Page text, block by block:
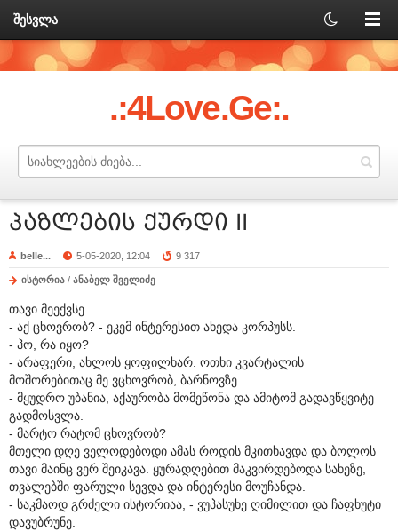
შესვლა
.:4Love.Ge:.
პაზლების ქურდი II
belle... 5-05-2020, 12:04 9 317
ისტორია / ანაბელ შველიძე
თავი მეექვსე
- აქ ცხოვრობ? - ეკემ ინტერესით ახედა კორპუსს.
- ჰო, რა იყო?
- არაფერი, ახლოს ყოფილხარ. ოთხი კვარტალის
მოშორებითაც მე ვცხოვრობ, ბარნოვზე.
- მყუდრო უბანია, აქაურობა მომეწონა და ამიტომ გადავწყვიტე
გადმოსვლა.
- მარტო რატომ ცხოვრობ?
მთელი დღე ველოდებოდი ამას როდის მკითხავდა და ბოლოს
თავი მაინც ვერ შეიკავა. ყურადღებით მაკვირდებოდა სახეზე,
თვალებში ფარული სევდა და ინტერესი მოუჩანდა.
- საკმაოდ გრძელი ისტორიაა, - ვუპასუხე ღიმილით და ჩაფხუტი
დავუბრუნე.